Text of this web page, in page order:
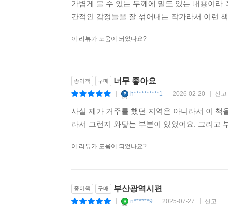
가볍게 볼 수 있는 두께에 밀도 있는 내용이
간적인 감정들을 잘 섞어내는 작가라서 이런
이 리뷰가 도움이 되었나요?
종이책 구매 너무 좋아요
h**********1 2026-02-20 신고
사실 제가 거주를 했던 지역은 아니라서 이 책
라서 그런지 와닿는 부분이 있었어요. 그리고
이 리뷰가 도움이 되었나요?
종이책 구매 부산광역시편
n******9 2025-07-27 신고